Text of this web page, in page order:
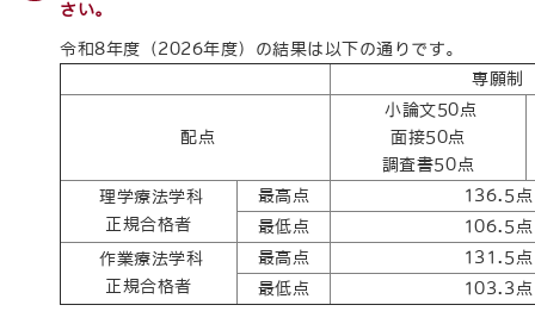
さい。
令和8年度（2026年度）の結果は以下の通りです。
専願制
配点
小論文50点
面接50点
調査書50点
理学療法学科
正規合格者
最高点
136.5点
最低点
106.5点
作業療法学科
正規合格者
最高点
131.5点
最低点
103.3点